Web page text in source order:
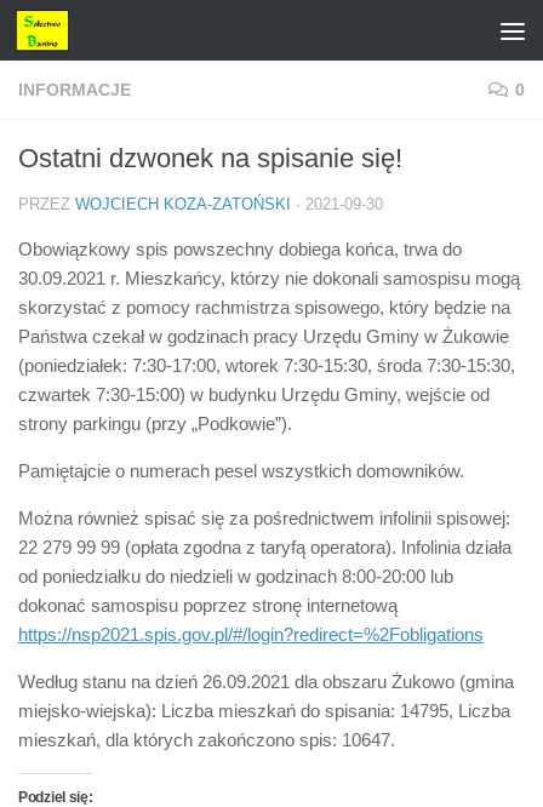
Przejdź do treści
INFORMACJE 0
Ostatni dzwonek na spisanie się!
PRZEZ WOJCIECH KOZA-ZATOŃSKI · 2021-09-30
Obowiązkowy spis powszechny dobiega końca, trwa do
30.09.2021 r. Mieszkańcy, którzy nie dokonali samospisu mogą
skorzystać z pomocy rachmistrza spisowego, który będzie na
Państwa czekał w godzinach pracy Urzędu Gminy w Żukowie
(poniedziałek: 7:30-17:00, wtorek 7:30-15:30, środa 7:30-15:30,
czwartek 7:30-15:00) w budynku Urzędu Gminy, wejście od
strony parkingu (przy „Podkowie”).
Pamiętajcie o numerach pesel wszystkich domowników.
Można również spisać się za pośrednictwem infolinii spisowej:
22 279 99 99 (opłata zgodna z taryfą operatora). Infolinia działa
od poniedziałku do niedzieli w godzinach 8:00-20:00 lub
dokonać samospisu poprzez stronę internetową
https://nsp2021.spis.gov.pl/#/login?redirect=%2Fobligations
Według stanu na dzień 26.09.2021 dla obszaru Żukowo (gmina
miejsko-wiejska): Liczba mieszkań do spisania: 14795, Liczba
mieszkań, dla których zakończono spis: 10647.
Podziel się: